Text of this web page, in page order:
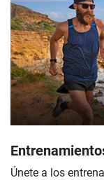
Únete a los